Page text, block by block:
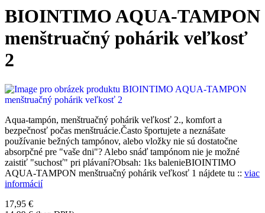
BIOINTIMO AQUA-TAMPON
menštruačný pohárik veľkosť
2
Aqua-tampón, menštruačný pohárik veľkosť 2., komfort a
bezpečnosť počas menštruácie.Často športujete a neznášate
používanie bežných tampónov, alebo vložky nie sú dostatočne
absorpčné pre "vaše dni"? Alebo snáď tampónom nie je možné
zaistiť "suchosť" pri plávaní?Obsah: 1ks balenieBIOINTIMO
AQUA-TAMPON menštruačný pohárik veľkosť 1 nájdete tu :: viac
informácií
17,95 €